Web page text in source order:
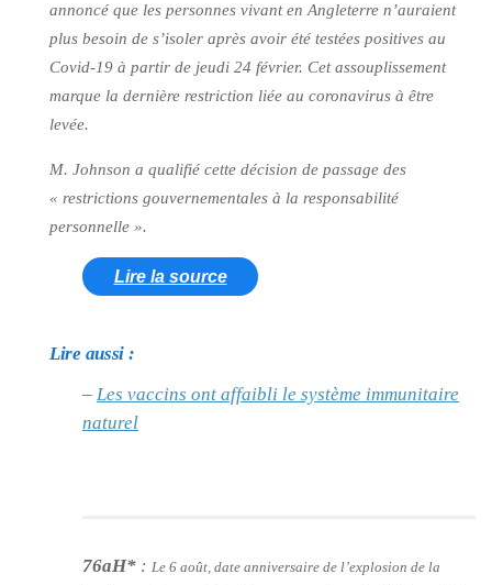
annoncé que les personnes vivant en Angleterre n’auraient
plus besoin de s’isoler après avoir été testées positives au
Covid-19 à partir de jeudi 24 février. Cet assouplissement
marque la dernière restriction liée au coronavirus à être
levée.
M. Johnson a qualifié cette décision de passage des
« restrictions gouvernementales à la responsabilité
personnelle ».
Lire la source
Lire aussi :
– Les vaccins ont affaibli le système immunitaire
naturel
76aH* : Le 6 août, date anniversaire de l’explosion de la